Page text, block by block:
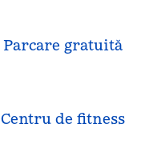
Parcare gratuită
Centru de fitness